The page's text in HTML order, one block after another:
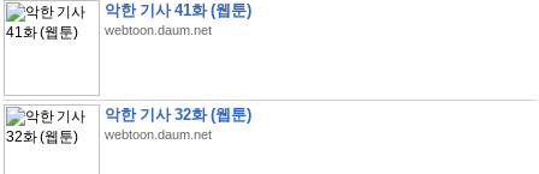
악한 기사 41화 (웹툰)
webtoon.daum.net
악한 기사 32화 (웹툰)
webtoon.daum.net